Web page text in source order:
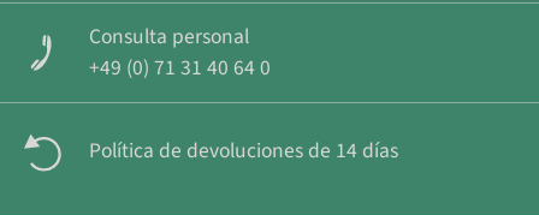
Consulta personal
+49 (0) 71 31 40 64 0
Política de devoluciones de 14 días